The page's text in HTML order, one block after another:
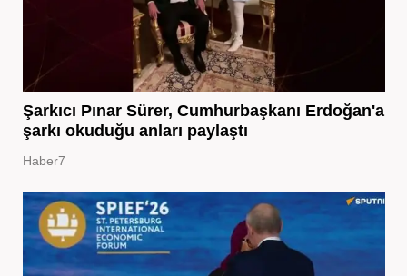
Şarkıcı Pınar Sürer, Cumhurbaşkanı Erdoğan'a
şarkı okuduğu anları paylaştı
Haber7